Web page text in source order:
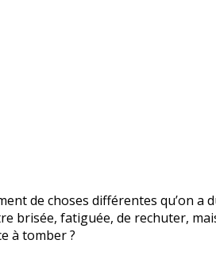
de choses différentes qu’on a
brisée, fatiguée, de rechuter,
à tomber ?